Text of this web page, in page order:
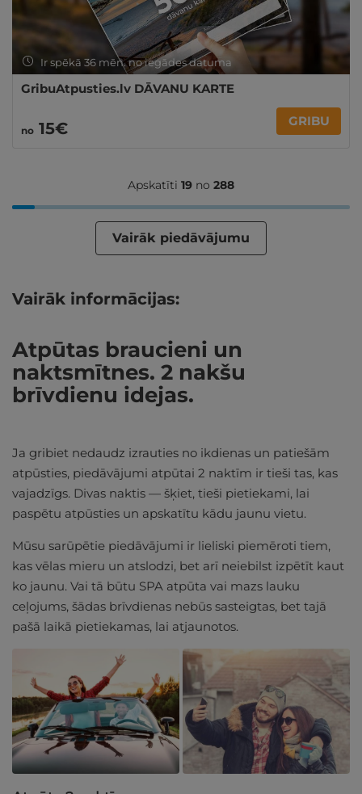
Ir spēkā 36 mēn. no iegādes datuma
GribuAtpusties.lv DĀVANU KARTE
no 15€ GRIBU
Apskatīti 19 no 288
Vairāk piedāvājumu
Vairāk informācijas:
Atpūtas braucieni un
naktsmītnes. 2 nakšu
brīvdienu idejas.
Ja gribiet nedaudz izrauties no ikdienas un patiešām
atpūsties, piedāvājumi atpūtai 2 naktīm ir tieši tas, kas
vajadzīgs. Divas naktis — šķiet, tieši pietiekami, lai
paspētu atpūsties un apskatītu kādu jaunu vietu.
Mūsu sarūpētie piedāvājumi ir lieliski piemēroti tiem,
kas vēlas mieru un atslodzi, bet arī neiebilst izpētīt kaut
ko jaunu. Vai tā būtu SPA atpūta vai mazs lauku
ceļojums, šādas brīvdienas nebūs sasteigtas, bet tajā
pašā laikā pietiekamas, lai atjaunotos.